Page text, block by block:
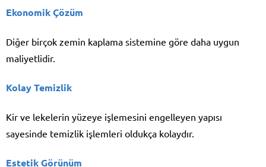
Ekonomik Çözüm
Diğer birçok zemin kaplama sistemine göre daha uygun
maliyetlidir.
Kolay Temizlik
Kir ve lekelerin yüzeye işlemesini engelleyen yapısı
sayesinde temizlik işlemleri oldukça kolaydır.
Estetik Görünüm